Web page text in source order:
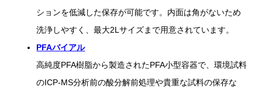
ションを低減した保存が可能です。内面は角がないため
洗浄しやすく、最大2Lサイズまで用意されています。
PFAバイアル
高純度PFA樹脂から製造されたPFA小型容器で、環境試料
のICP-MS分析前の酸分解前処理や貴重な試料の保存な